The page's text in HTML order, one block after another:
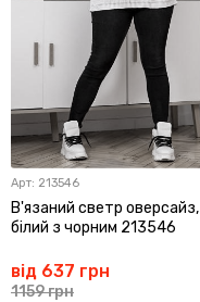
Арт: 213546
В'язаний светр оверсайз,
білий з чорним 213546
від 637 грн
1159 грн